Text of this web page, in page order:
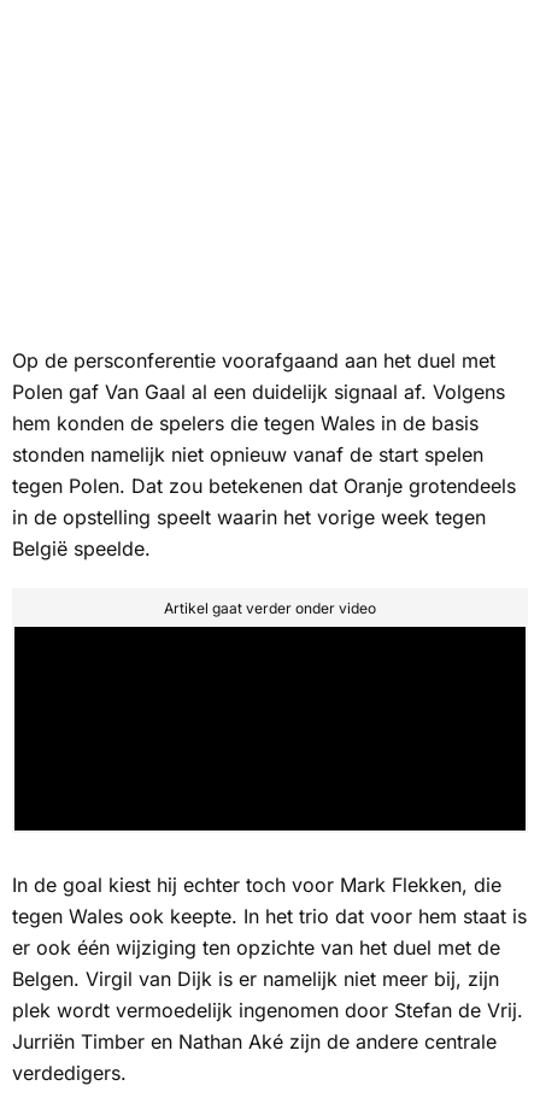
Op de persconferentie voorafgaand aan het duel met
Polen gaf Van Gaal al een duidelijk signaal af. Volgens
hem konden de spelers die tegen Wales in de basis
stonden namelijk niet opnieuw vanaf de start spelen
tegen Polen. Dat zou betekenen dat Oranje grotendeels
in de opstelling speelt waarin het vorige week tegen
België speelde.
Artikel gaat verder onder video
In de goal kiest hij echter toch voor Mark Flekken, die
tegen Wales ook keepte. In het trio dat voor hem staat is
er ook één wijziging ten opzichte van het duel met de
Belgen. Virgil van Dijk is er namelijk niet meer bij, zijn
plek wordt vermoedelijk ingenomen door Stefan de Vrij.
Jurriën Timber en Nathan Aké zijn de andere centrale
verdedigers.